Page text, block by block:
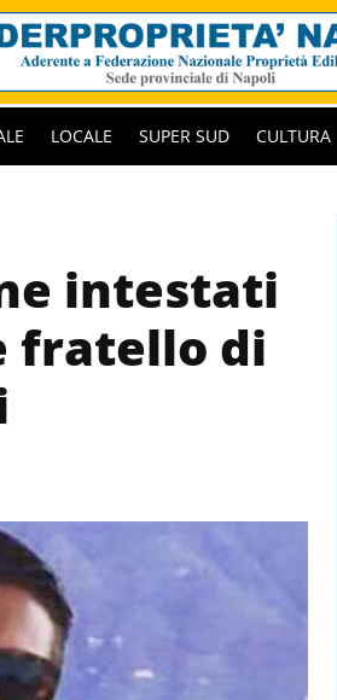
LOCALE SUPER SUD CULTURA
intestati
fratello di